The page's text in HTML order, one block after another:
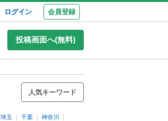
ログイン 会員登録
投稿画面へ(無料)
人気キーワード
埼玉 千葉
神奈川